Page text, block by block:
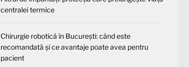
centralei termice
Chirurgie robotică în București: când este
recomandată și ce avantaje poate avea pentru
pacient